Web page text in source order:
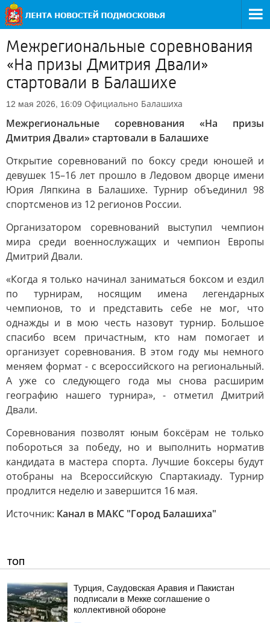
Межрегиональные соревнования
«На призы Дмитрия Двали»
стартовали в Балашихе
12 мая 2026, 16:09 Официально Балашиха
Межрегиональные соревнования «На призы
Дмитрия Двали» стартовали в Балашихе
Открытие соревнований по боксу среди юношей и
девушек 15–16 лет прошло в Ледовом дворце имени
Юрия Ляпкина в Балашихе. Турнир объединил 98
спортсменов из 12 регионов России.
Организатором соревнований выступил чемпион
мира среди военнослужащих и чемпион Европы
Дмитрий Двали.
«Когда я только начинал заниматься боксом и ездил
по турнирам, носящим имена легендарных
чемпионов, то и представить себе не мог, что
однажды и в мою честь назовут турнир. Большое
спасибо всем причастным, кто нам помогает и
организует соревнования. В этом году мы немного
меняем формат - с всероссийского на региональный.
А уже со следующего года мы снова расширим
географию нашего турнира», - отметил Дмитрий
Двали.
Соревнования позволят юным боксёрам не только
побороться за победу, но и выполнить норматив
кандидата в мастера спорта. Лучшие боксеры будут
отобраны на Всероссийскую Спартакиаду. Турнир
продлится неделю и завершится 16 мая.
Источник: Канал в МАКС "Город Балашиха"
ТОП
Турция, Саудовская Аравия и Пакистан
подписали в Мекке соглашение о
коллективной обороне